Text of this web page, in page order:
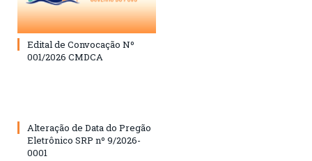
Edital de Convocação Nº
001/2026 CMDCA
Alteração de Data do Pregão
Eletrônico SRP nº 9/2026-
0001